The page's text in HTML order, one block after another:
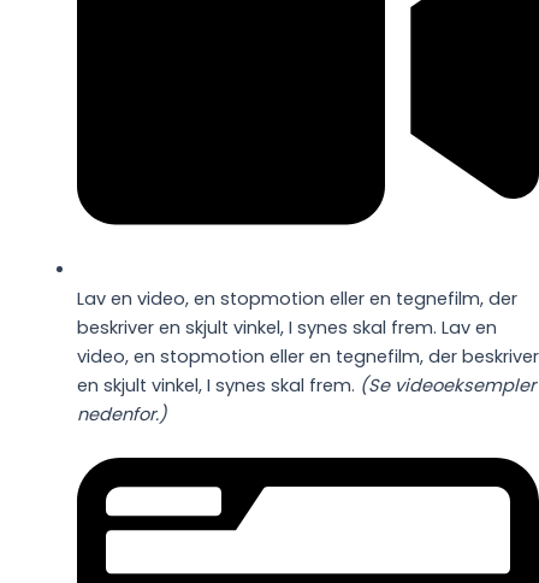
Lav en video, en stopmotion eller en tegnefilm, der
beskriver en skjult vinkel, I synes skal frem. Lav en
video, en stopmotion eller en tegnefilm, der beskriver
en skjult vinkel, I synes skal frem. (Se videoeksempler
nedenfor.)